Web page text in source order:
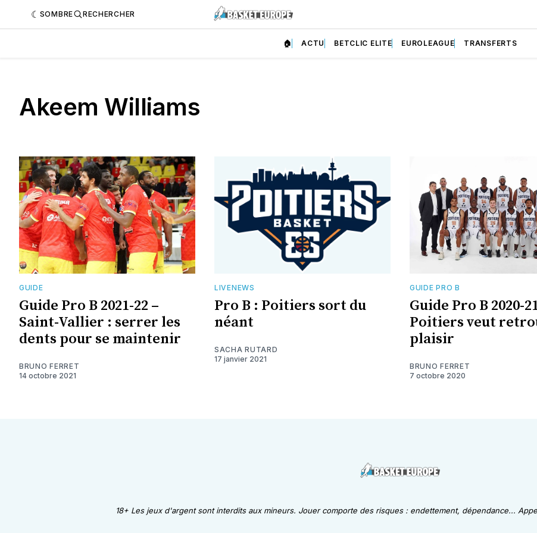
SOMBRE RECHERCHER
🏠 ACTU BETCLIC ELITE EUROLEAGUE TRANSFERTS
Akeem Williams
GUIDE
Guide Pro B 2021-22 –
Saint-Vallier : serrer les
dents pour se maintenir
BRUNO FERRET
14 octobre 2021
LIVENEWS
Pro B : Poitiers sort du
néant
SACHA RUTARD
17 janvier 2021
GUIDE PRO B
Guide Pro B 2020-
Poitiers veut
plaisir
BRUNO FERRET
7 octobre 2020
18+ Les jeux d'argent sont interdits aux mineurs. Jouer comporte des risques : endettement, dépendance...